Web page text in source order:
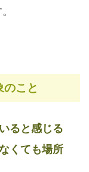
こと
ると感じる
くても場所